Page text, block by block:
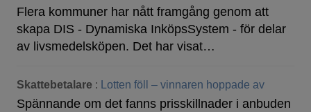
Flera kommuner har nått framgång genom att
skapa DIS - Dynamiska InköpsSystem - för delar
av livsmedelsköpen. Det har visat…
Skattebetalare : Lotten föll – vinnaren hoppade av
Spännande om det fanns prisskillnader i anbuden